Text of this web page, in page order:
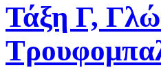
Τάξη Γ,